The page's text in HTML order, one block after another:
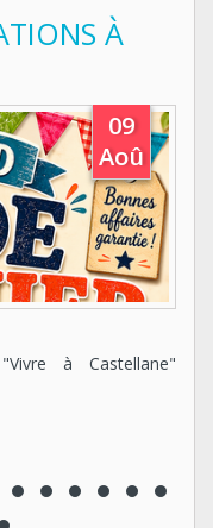
À
09
Aoû
à Castellane"